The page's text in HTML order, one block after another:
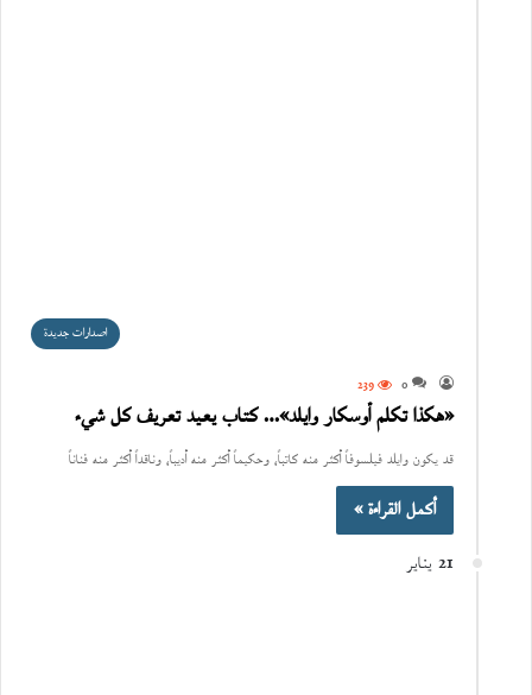
اصدارات جديدة
0
239
«هكذا تكلم أوسكار وايلد»… كتاب يعيد تعريف كل شيء
قد يكون وايلد فيلسوفاً أكثر منه كاتباً، وحكيماً أكثر منه أديباً، وناقداً أكثر منه فناناً
أكمل القراءة »
21 يناير